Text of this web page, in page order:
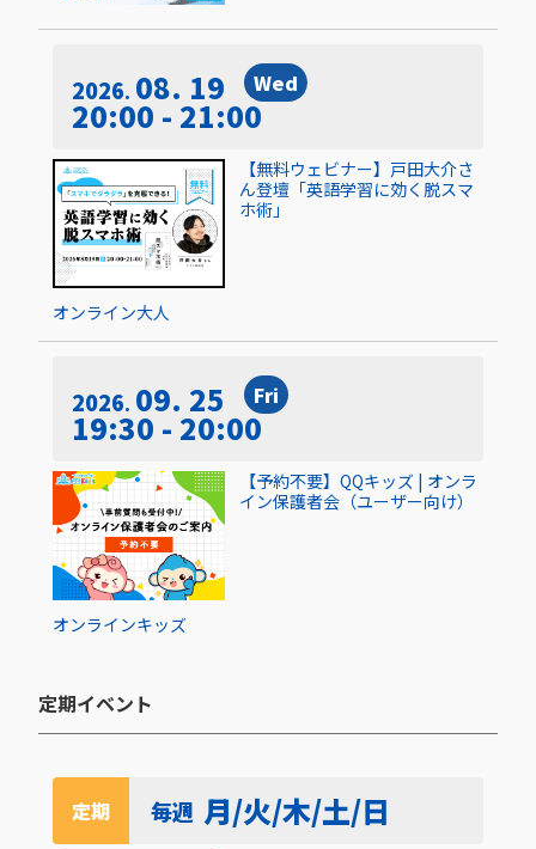
2026 08. 19 Wed
20:00 - 21:00
オンライン大人
【無料ウェビナー】戸田大介さ
ん登壇「英語学習に効く脱スマ
ホ術」
2026 09. 25 Fri
19:30 - 20:00
オンラインキッズ
【予約不要】QQキッズ | オンラ
イン保護者会（ユーザー向け）
定期イベント​
定期 毎週 月/火/木/土/日